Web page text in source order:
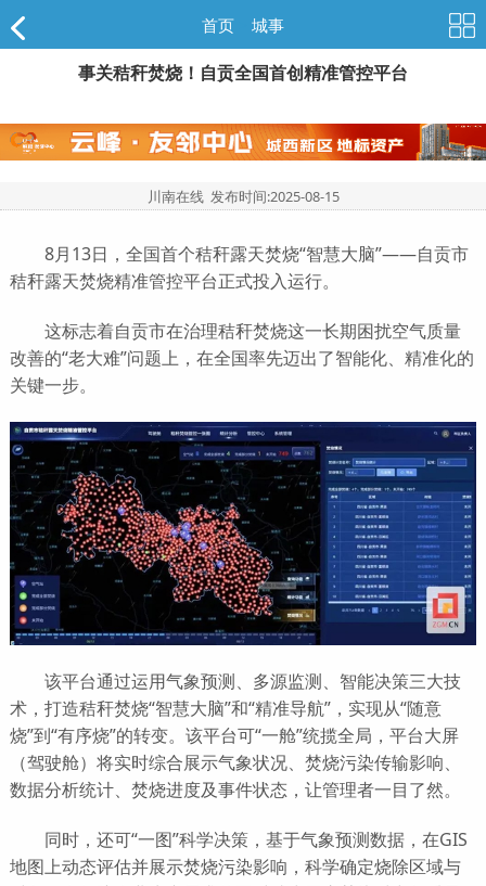
首页 城事
事关秸秆焚烧！自贡全国首创精准管控平台
川南在线 发布时间:2025-08-15
8月13日，全国首个秸秆露天焚烧“智慧大脑”——自贡市
秸秆露天焚烧精准管控平台正式投入运行。
这标志着自贡市在治理秸秆焚烧这一长期困扰空气质量
改善的“老大难”问题上，在全国率先迈出了智能化、精准化的
关键一步。
该平台通过运用气象预测、多源监测、智能决策三大技
术，打造秸秆焚烧“智慧大脑”和“精准导航”，实现从“随意
烧”到“有序烧”的转变。该平台可“一舱”统揽全局，平台大屏
（驾驶舱）将实时综合展示气象状况、焚烧污染传输影响、
数据分析统计、焚烧进度及事件状态，让管理者一目了然。
同时，还可“一图”科学决策，基于气象预测数据，在GIS
地图上动态评估并展示焚烧污染影响，科学确定烧除区域与